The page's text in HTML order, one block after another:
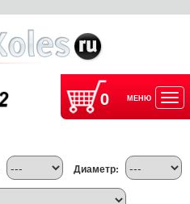
0 МЕНЮ
Диаметр: